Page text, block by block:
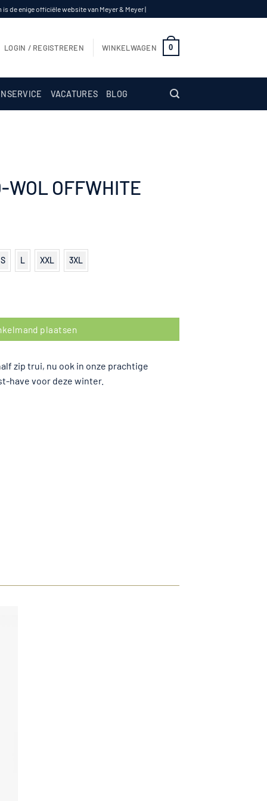
enige officiële website van Meyer & Meyer |
LOGIN / REGISTREREN WINKELWAGEN 0
VACATURES BLOG
WOL OFFWHITE
S L XXL 3XL
plaatsen
zip trui, nu ook in onze prachtige
have voor deze winter.